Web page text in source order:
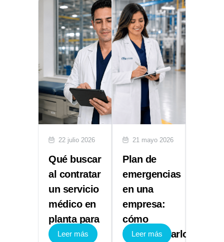
22 julio 2026
Qué buscar
al contratar
un servicio
médico en
planta para
empresas
Leer más
21 mayo 2026
Plan de
emergencias
en una
empresa:
cómo
implementarlo
Leer más